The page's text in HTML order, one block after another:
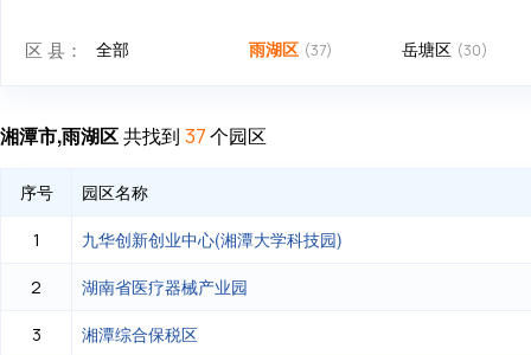
区 县： 全部 雨湖区 (37) 岳塘区 (30)
湘潭市,雨湖区共找到 37个园区
序号 园区名称
1 九华创新创业中心(湘潭大学科技园)
2 湖南省医疗器械产业园
3 湘潭综合保税区